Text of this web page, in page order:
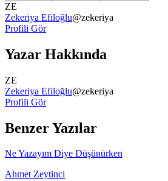
ZE
Zekeriya Efiloğlu@zekeriya
Profili Gör
Yazar Hakkında
ZE
Zekeriya Efiloğlu@zekeriya
Profili Gör
Benzer Yazılar
Ne Yazayım Diye Düşünürken
Ahmet Zeytinci